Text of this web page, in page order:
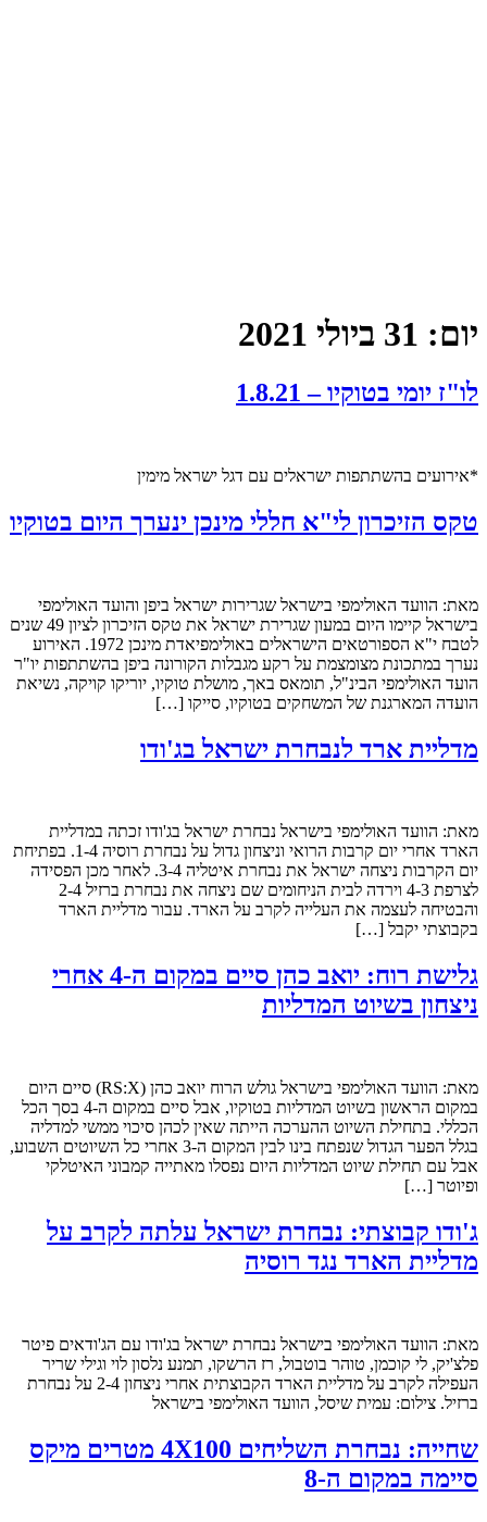
יום: 31 ביולי 2021
לו"ז יומי בטוקיו – 1.8.21
*אירועים בהשתתפות ישראלים עם דגל ישראל מימין
טקס הזיכרון לי"א חללי מינכן ינערך היום בטוקיו
מאת: הוועד האולימפי בישראל שגרירות ישראל ביפן והועד האולימפי
בישראל קיימו היום במעון שגרירת ישראל את טקס הזיכרון לציון 49 שנים
לטבח י"א הספורטאים הישראלים באולימפיאדת מינכן 1972. האירוע
נערך במתכונת מצומצמת על רקע מגבלות הקורונה ביפן בהשתתפות יו"ר
הועד האולימפי הבינ"ל, תומאס באך, מושלת טוקיו, יוריקו קויקה, נשיאת
הועדה המארגנת של המשחקים בטוקיו, סייקו […]
מדליית ארד לנבחרת ישראל בג'ודו
מאת: הוועד האולימפי בישראל נבחרת ישראל בג'ודו זכתה במדליית
הארד אחרי יום קרבות הרואי וניצחון גדול על נבחרת רוסיה 1-4. בפתיחת
יום הקרבות ניצחה ישראל את נבחרת איטליה 3-4. לאחר מכן הפסידה
לצרפת 4-3 וירדה לבית הניחומים שם ניצחה את נבחרת ברזיל 2-4
והבטיחה לעצמה את העלייה לקרב על הארד. עבור מדליית הארד
בקבוצתי יקבל […]
גלישת רוח: יואב כהן סיים במקום ה-4 אחרי
ניצחון בשיוט המדליות
מאת: הוועד האולימפי בישראל גולש הרוח יואב כהן (RS:X) סיים היום
במקום הראשון בשיוט המדליות בטוקיו, אבל סיים במקום ה-4 בסך הכל
הכללי. בתחילת השיוט ההערכה הייתה שאין לכהן סיכוי ממשי למדליה
בגלל הפער הגדול שנפתח בינו לבין המקום ה-3 אחרי כל השיוטים השבוע,
אבל עם תחילת שיוט המדליות היום נפסלו מאתייה קמבוני האיטלקי
ופיוטר […]
ג'ודו קבוצתי: נבחרת ישראל עלתה לקרב על
מדליית הארד נגד רוסיה
מאת: הוועד האולימפי בישראל נבחרת ישראל בג'ודו עם הג'ודאים פיטר
פלצ'יק, לי קוכמן, טוהר בוטבול, רז הרשקו, תמנע נלסון לוי וגילי שריר
העפילה לקרב על מדליית הארד הקבוצתית אחרי ניצחון 2-4 על נבחרת
ברזיל. צילום: עמית שיסל, הוועד האולימפי בישראל
שחייה: נבחרת השליחים 4X100 מטרים מיקס
סיימה במקום ה-8